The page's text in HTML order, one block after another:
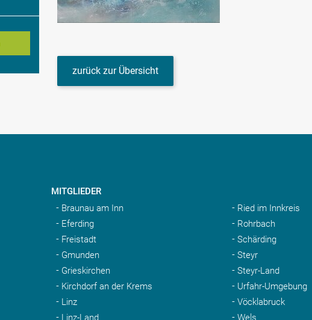
zurück zur Übersicht
MITGLIEDER
Braunau am Inn
Eferding
Freistadt
Gmunden
Grieskirchen
Kirchdorf an der Krems
Linz
Linz-Land
Ried im Innkreis
Rohrbach
Schärding
Steyr
Steyr-Land
Urfahr-Umgebung
Vöcklabruck
Wels